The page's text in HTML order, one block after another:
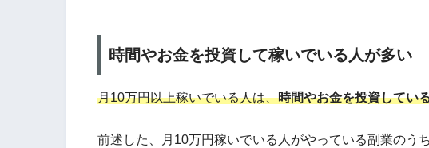
時間やお金を投資して稼いでいる人が多い
月10万円以上稼いでいる人は、時間やお金を投資してい
前述した、月10万円稼いでいる人がやっている副業のう